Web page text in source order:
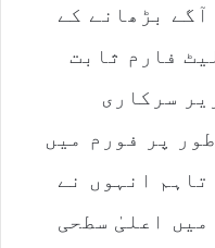
بڑھانے کے
فارم ثابت
سرکاری
پر فورم میں
انہوں نے
اعلیٰ سطحی